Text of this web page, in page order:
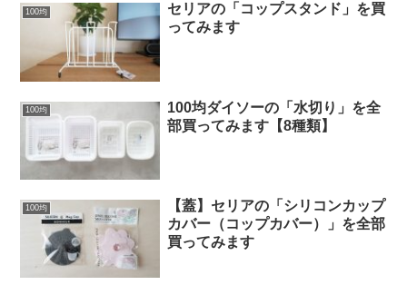
100均
セリアの「コップスタンド」を買
ってみます
100均
100均ダイソーの「水切り」を全
部買ってみます【8種類】
100均
【蓋】セリアの「シリコンカップ
カバー（コップカバー）」を全部
買ってみます